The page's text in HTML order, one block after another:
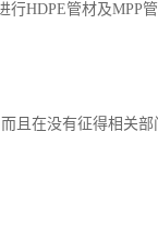
HDPE管材及MPP
且在没有征得相关